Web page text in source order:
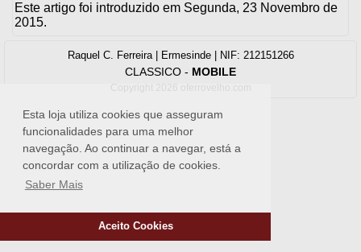
Esta loja utiliza cookies que asseguram
funcionalidades para uma melhor
navegação. Ao continuar a navegar, está a
concordar com a utilização de cookies.
Saber Mais
Aceito Cookies
Este artigo foi introduzido em Segunda, 23 Novembro de
2015.
Raquel C. Ferreira | Ermesinde | NIF: 212151266
CLASSICO - MOBILE
Copyright 2026 oferrovelho.com